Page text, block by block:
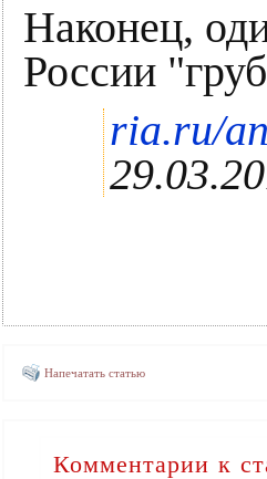
Наконец,
России
ria.ru/
Напечатать статью
Комментарии к